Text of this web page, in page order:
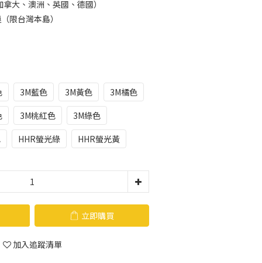
大、澳洲、英國、德國）
限台灣本島）
3M藍色 3M黃色
3M橘色
3M桃紅色
3M綠色
HHR螢光綠 HHR螢光黃
立即購買
加入追蹤清單